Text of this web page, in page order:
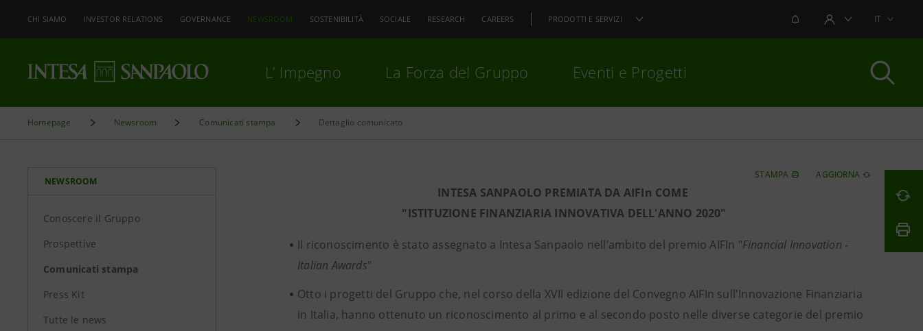
CHI SIAMO INVESTOR RELATIONS GOVERNANCE NEWSROOM SOSTENIBILITÀ SOCIALE RESEARCH CAREERS PRODOTTI E SERVIZI NOTIFICHEAREA UTENTEIT
L’ Impegno La Forza del Gruppo Eventi e Progetti
Homepage Newsroom Comunicati stampa Dettaglio comunicato
NEWSROOM
Conoscere il Gruppo
Prospettive
Comunicati stampa
Press Kit
Tutte le news
STAMPA AGGIORNA
INTESA SANPAOLO PREMIATA DA AIFIn COME
"ISTITUZIONE FINANZIARIA INNOVATIVA DELL'ANNO 2020"
Il riconoscimento è stato assegnato a Intesa Sanpaolo nell’ambito del premio AIFIn "Financial Innovation -
Italian Awards"
Otto i progetti del Gruppo che, nel corso della XVII edizione del Convegno AIFIn sull'Innovazione Finanziaria
in Italia, hanno ottenuto un riconoscimento al primo e al secondo posto nelle diverse categorie del premio